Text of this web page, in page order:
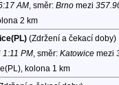
AM, směr: Brnomezi
2 km
(Zdržení a čekací doby)
PM, směr: Katowicemezi
kolona 1 km